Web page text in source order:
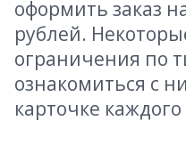
оформить заказ
рублей.
ограничения по
ознакомиться с
карточке каждого